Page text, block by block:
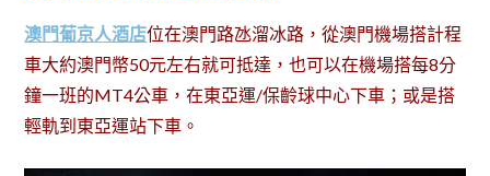
澳門葡京人酒店位在澳門路氹溜冰路，從澳門機場搭計程
車大約澳門幣50元左右就可抵達，也可以在機場搭每8分
鐘一班的MT4公車，在東亞運/保齡球中心下車；或是搭
輕軌到東亞運站下車。